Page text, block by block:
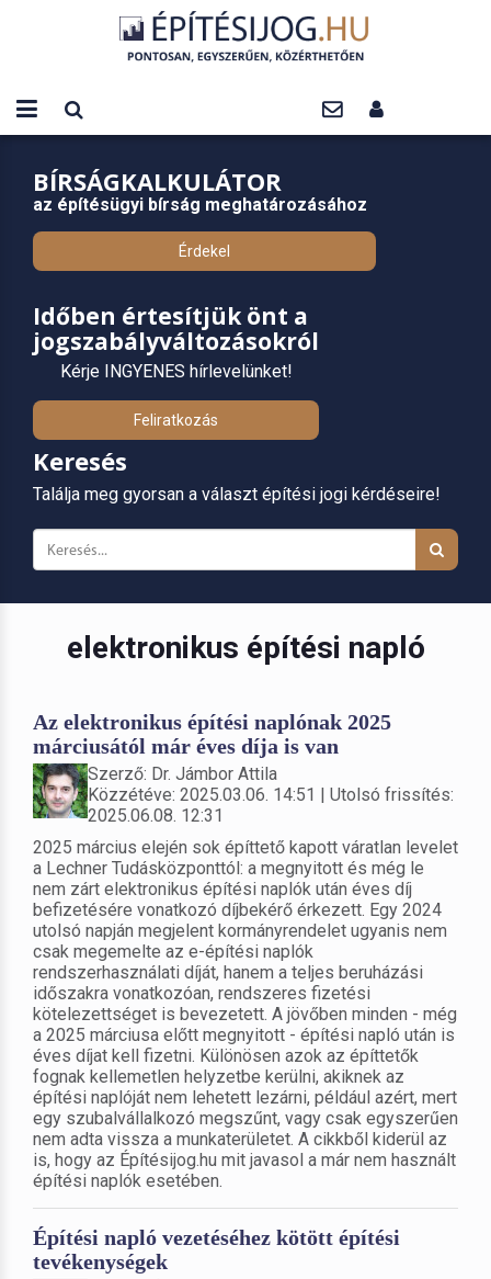
BÍRSÁGKALKULÁTOR
az építésügyi bírság meghatározásához
Érdekel
Időben értesítjük önt a
jogszabályváltozásokról
Kérje INGYENES hírlevelünket!
Feliratkozás
Keresés
Találja meg gyorsan a választ építési jogi kérdéseire!
elektronikus építési napló
Az elektronikus építési naplónak 2025
márciusától már éves díja is van
Szerző: Dr. Jámbor Attila
Közzétéve: 2025.03.06. 14:51 | Utolsó frissítés:
2025.06.08. 12:31
2025 március elején sok építtető kapott váratlan levelet
a Lechner Tudásközponttól: a megnyitott és még le
nem zárt elektronikus építési naplók után éves díj
befizetésére vonatkozó díjbekérő érkezett. Egy 2024
utolsó napján megjelent kormányrendelet ugyanis nem
csak megemelte az e-építési naplók
rendszerhasználati díját, hanem a teljes beruházási
időszakra vonatkozóan, rendszeres fizetési
kötelezettséget is bevezetett. A jövőben minden - még
a 2025 márciusa előtt megnyitott - építési napló után is
éves díjat kell fizetni. Különösen azok az építtetők
fognak kellemetlen helyzetbe kerülni, akiknek az
építési naplóját nem lehetett lezárni, például azért, mert
egy szubalvállalkozó megszűnt, vagy csak egyszerűen
nem adta vissza a munkaterületet. A cikkből kiderül az
is, hogy az Építésijog.hu mit javasol a már nem használt
építési naplók esetében.
Építési napló vezetéséhez kötött építési
tevékenységek